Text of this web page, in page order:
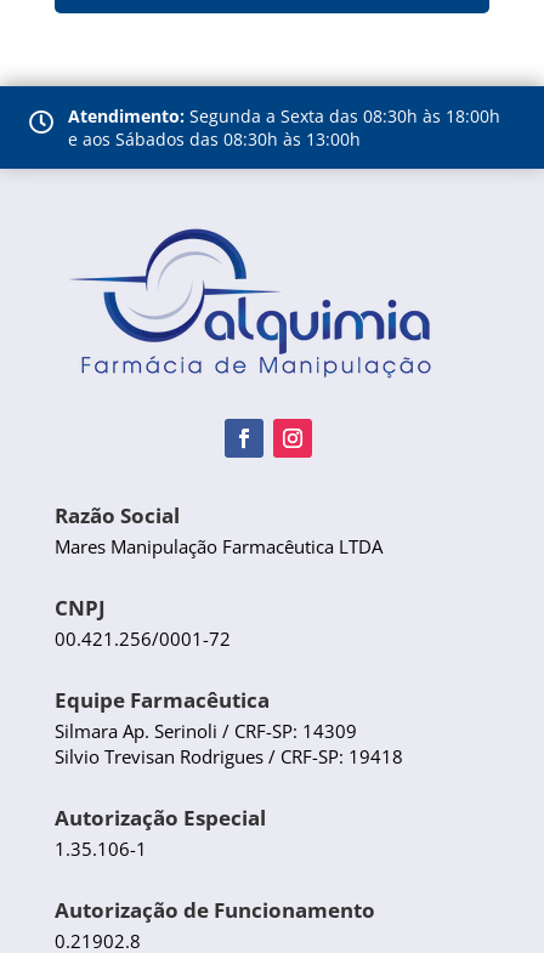
 Atendimento: Segunda a Sexta das 08:30h às 18:00h
e aos Sábados das 08:30h às 13:00h
Razão Social
Mares Manipulação Farmacêutica LTDA
CNPJ
00.421.256/0001-72
Equipe Farmacêutica
Silmara Ap. Serinoli / CRF-SP: 14309
Silvio Trevisan Rodrigues / CRF-SP: 19418
Autorização Especial
1.35.106-1
Autorização de Funcionamento
0.21902.8